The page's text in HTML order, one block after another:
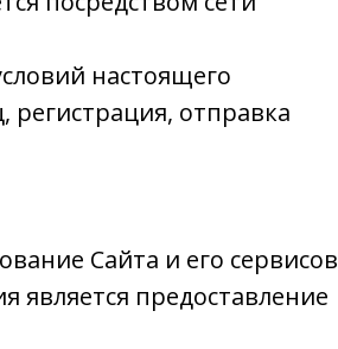
настоящего
отправка
Сайта и его сервисов
предоставление